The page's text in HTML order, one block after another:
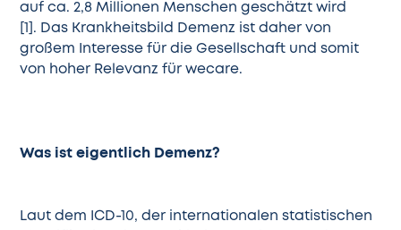
auf ca. 2,8 Millionen Menschen geschätzt wird
[1] . Das Krankheitsbild Demenz ist daher von
großem Interesse für die Gesellschaft und somit
von hoher Relevanz für wecare.
Was ist eigentlich Demenz?
Laut dem ICD-10, der internationalen statistischen